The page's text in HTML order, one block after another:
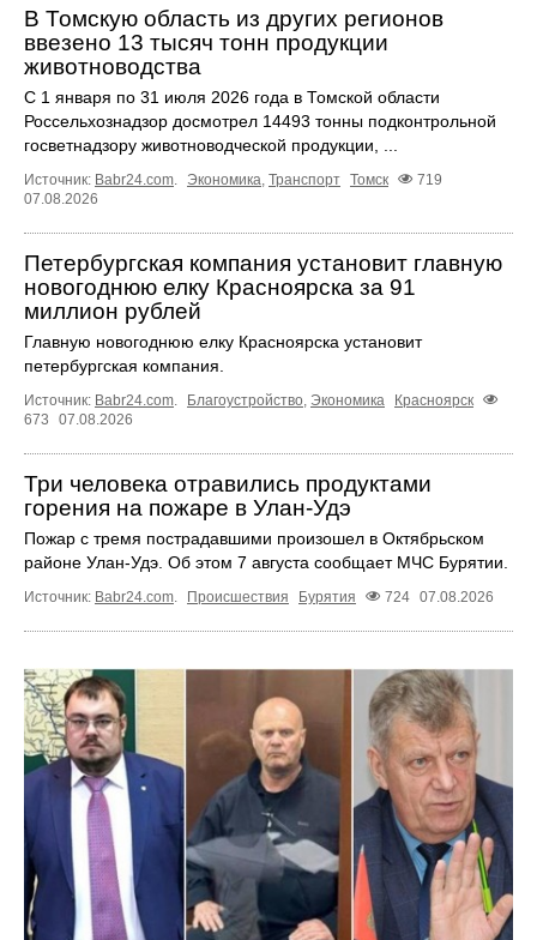
В Томскую область из других регионов
ввезено 13 тысяч тонн продукции
животноводства
С 1 января по 31 июля 2026 года в Томской области
Россельхознадзор досмотрел 14493 тонны подконтрольной
госветнадзору животноводческой продукции, ...
Источник: Babr24.com. Экономика, Транспорт Томск
719
07.08.2026
Петербургская компания установит главную
новогоднюю елку Красноярска за 91
миллион рублей
Главную новогоднюю елку Красноярска установит
петербургская компания.
Источник: Babr24.com. Благоустройство, Экономика
Красноярск
673
07.08.2026
Три человека отравились продуктами
горения на пожаре в Улан-Удэ
Пожар с тремя пострадавшими произошел в Октябрьском
районе Улан-Удэ. Об этом 7 августа сообщает МЧС Бурятии.
Источник: Babr24.com. Происшествия Бурятия 724 07.08.2026